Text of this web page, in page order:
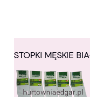
STOPKI MĘSKIE